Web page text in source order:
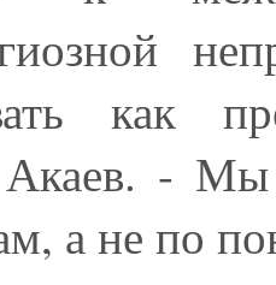
как
Акаев. -
а не по